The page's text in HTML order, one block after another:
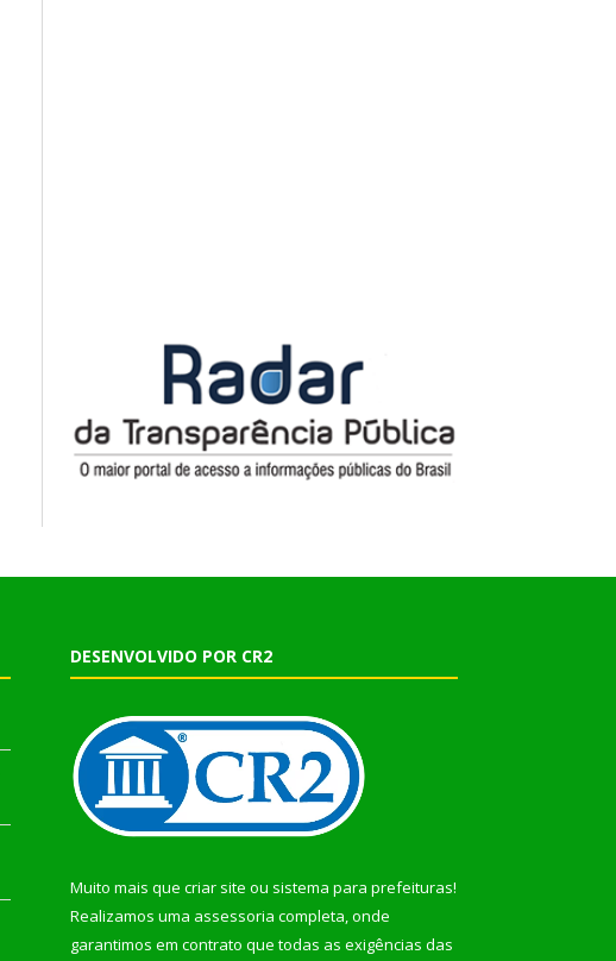
DESENVOLVIDO POR CR2
Muito mais que criar site ou sistema para prefeituras!
Realizamos uma assessoria completa, onde
garantimos em contrato que todas as exigências das